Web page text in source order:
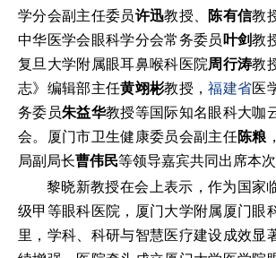
学分会副主任委员许迅教授、 陈有信教
中华医学会眼科学分会常务委员 叶剑教
复旦大学附属眼耳鼻喉科医院周行涛教
志》编辑部主任黄翊彬教授，福建省医
务委员朱益华教授等国际知名眼科大咖
会。厦门市卫生健康委员会副主任陈粮
局副局长曹伟民等领导嘉宾共同出席本次
黎晓新教授在会上表示，作为国家
级甲等眼科医院，厦门大学附属厦门眼
里，学科、科研与智慧医疗建设成效显